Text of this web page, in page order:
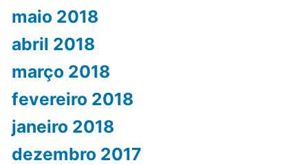
maio 2018
abril 2018
março 2018
fevereiro 2018
janeiro 2018
dezembro 2017